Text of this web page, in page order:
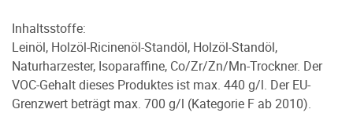
Inhaltsstoffe:
Leinöl, Holzöl-Ricinenöl-Standöl, Holzöl-Standöl,
Naturharzester, Isoparaffine, Co/Zr/Zn/Mn-Trockner. Der
VOC-Gehalt dieses Produktes ist max. 440 g/l. Der EU-
Grenzwert beträgt max. 700 g/l (Kategorie F ab 2010).